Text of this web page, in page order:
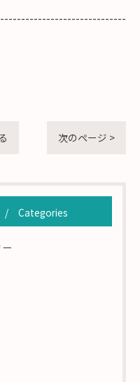
次のページ >
Categories